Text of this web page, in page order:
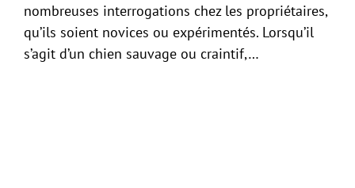
nombreuses interrogations chez les propriétaires,
qu’ils soient novices ou expérimentés. Lorsqu’il
s’agit d’un chien sauvage ou craintif,…